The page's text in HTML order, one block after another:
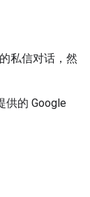
私信对话，然
供的 Google